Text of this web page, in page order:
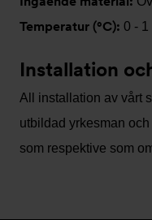
Temperatur (°C): 0 - 1
Installation
All installation av vårt
utbildad yrkesman
som respektive som